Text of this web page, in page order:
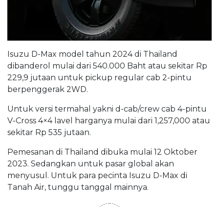
Isuzu D-Max model tahun 2024 di Thailand
dibanderol mulai dari 540.000 Baht atau sekitar Rp
229,9 jutaan untuk pickup regular cab 2-pintu
berpenggerak 2WD.
Untuk versi termahal yakni d-cab/crew cab 4-pintu
V-Cross 4×4 lavel harganya mulai dari 1,257,000 atau
sekitar Rp 535 jutaan.
Pemesanan di Thailand dibuka mulai 12 Oktober
2023. Sedangkan untuk pasar global akan
menyusul. Untuk para pecinta Isuzu D-Max di
Tanah Air, tunggu tanggal mainnya.